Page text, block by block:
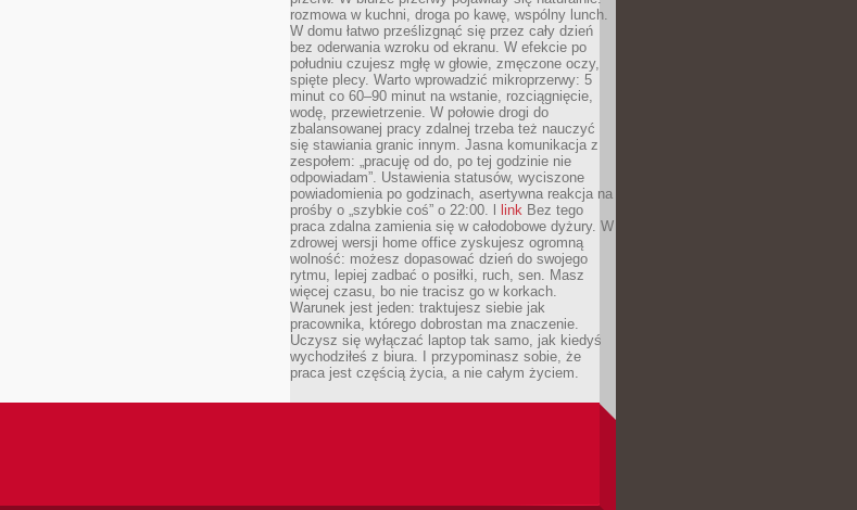
rozmowa w kuchni, droga po kawę, wspólny lunch.
W domu łatwo prześlizgnąć się przez cały dzień
bez oderwania wzroku od ekranu. W efekcie po
południu czujesz mgłę w głowie, zmęczone oczy,
spięte plecy. Warto wprowadzić mikroprzerwy: 5
minut co 60–90 minut na wstanie, rozciągnięcie,
wodę, przewietrzenie. W połowie drogi do
zbalansowanej pracy zdalnej trzeba też nauczyć
się stawiania granic innym. Jasna komunikacja z
zespołem: „pracuję od do, po tej godzinie nie
odpowiadam”. Ustawienia statusów, wyciszone
powiadomienia po godzinach, asertywna reakcja na
prośby o „szybkie coś” o 22:00. l
link Bez tego
praca zdalna zamienia się w całodobowe dyżury. W
zdrowej wersji home office zyskujesz ogromną
wolność: możesz dopasować dzień do swojego
rytmu, lepiej zadbać o posiłki, ruch, sen. Masz
więcej czasu, bo nie tracisz go w korkach.
Warunek jest jeden: traktujesz siebie jak
pracownika, którego dobrostan ma znaczenie.
Uczysz się wyłączać laptop tak samo, jak kiedyś
wychodziłeś z biura. I przypominasz sobie, że
praca jest częścią życia, a nie całym życiem.